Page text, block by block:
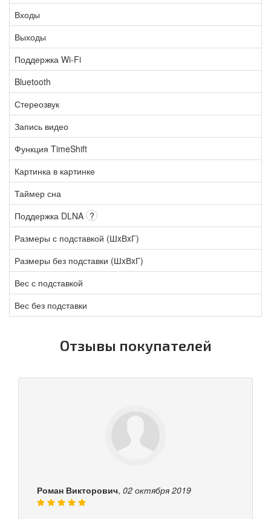
Входы
Выходы
Поддержка Wi-Fi
Bluetooth
Стереозвук
Запись видео
Функция TimeShift
Картинка в картинке
Таймер сна
Поддержка DLNA ?
Размеры с подставкой (ШxВxГ)
Размеры без подставки (ШxВxГ)
Вес с подставкой
Вес без подставки
Отзывы покупателей
Роман Викторович, 02 октября 2019